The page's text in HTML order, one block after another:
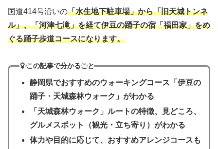
国道414号沿いの「水生地下駐車場」から「旧天城トンネ
ル」、「河津七滝」を経て伊豆の踊子の宿「福田家」をめ
ぐる踊子歩道コースになります。
この記事で分かること
静岡県でおすすめのウォーキングコース 「伊豆の
踊子・天城森林ウォーク」 がわかる
「天城森林ウォーク」ルートの特徴、見どころ、
グルメスポット（観光・立ち寄り）がわかる
体力や目的に応じて、おすすめアレンジコースも